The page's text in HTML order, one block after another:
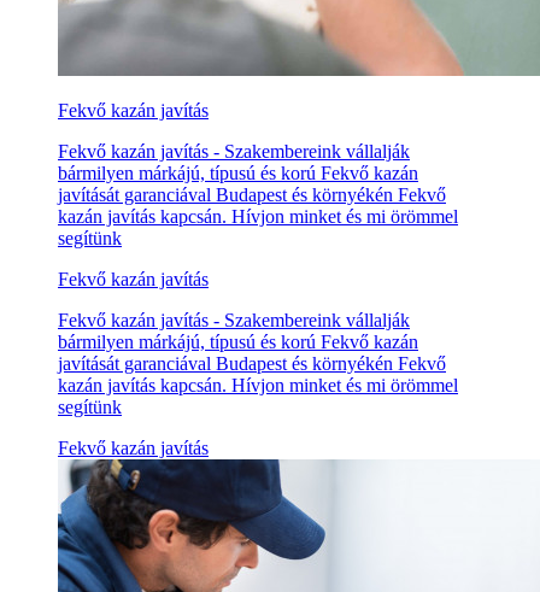
Fekvő kazán javítás
Fekvő kazán javítás - Szakembereink vállalják
bármilyen márkájú, típusú és korú Fekvő kazán
javítását garanciával Budapest és környékén Fekvő
kazán javítás kapcsán. Hívjon minket és mi örömmel
segítünk
Fekvő kazán javítás
Fekvő kazán javítás - Szakembereink vállalják
bármilyen márkájú, típusú és korú Fekvő kazán
javítását garanciával Budapest és környékén Fekvő
kazán javítás kapcsán. Hívjon minket és mi örömmel
segítünk
Fekvő kazán javítás